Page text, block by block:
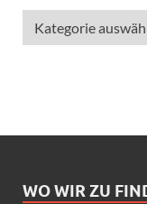
WO WIR ZU